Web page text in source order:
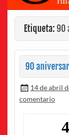
Etiqueta:90
90
14 de abril
comentario